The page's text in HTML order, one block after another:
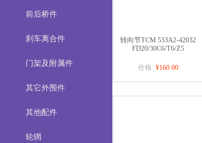
转向节TCM 533A2-42032
FD20/30C6/T6/Z5
价格: ¥160.00
前后桥件
刹车离合件
门架及附属件
其它外围件
其他配件
轮辋